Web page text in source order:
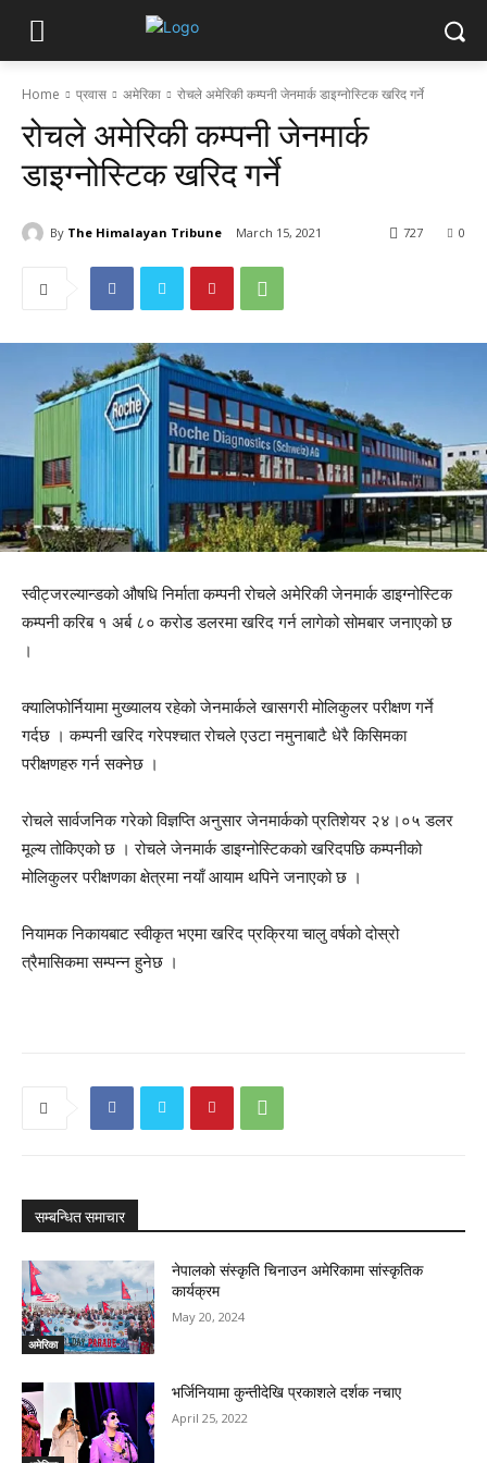
Home प्रवास अमेरिका रोचले अमेरिकी कम्पनी जेनमार्क डाइग्नोस्टिक खरिद गर्ने
रोचले अमेरिकी कम्पनी जेनमार्क
डाइग्नोस्टिक खरिद गर्ने
By The Himalayan Tribune March 15, 2021 0
727
स्वीट्जरल्यान्डको औषधि निर्माता कम्पनी रोचले अमेरिकी जेनमार्क डाइग्नोस्टिक
कम्पनी करिब १ अर्ब ८० करोड डलरमा खरिद गर्न लागेको सोमबार जनाएको छ
।
क्यालिफोर्नियामा मुख्यालय रहेको जेनमार्कले खासगरी मोलिकुलर परीक्षण गर्ने
गर्दछ । कम्पनी खरिद गरेपश्चात रोचले एउटा नमुनाबाटै धेरै किसिमका
परीक्षणहरु गर्न सक्नेछ ।
रोचले सार्वजनिक गरेको विज्ञप्ति अनुसार जेनमार्कको प्रतिशेयर २४।०५ डलर
मूल्य तोकिएको छ । रोचले जेनमार्क डाइग्नोस्टिकको खरिदपछि कम्पनीको
मोलिकुलर परीक्षणका क्षेत्रमा नयाँ आयाम थपिने जनाएको छ ।
नियामक निकायबाट स्वीकृत भएमा खरिद प्रक्रिया चालु वर्षको दोस्रो
त्रैमासिकमा सम्पन्न हुनेछ ।
सम्बन्धित समाचार
अमेरिका
नेपालको संस्कृति चिनाउन अमेरिकामा सांस्कृतिक
कार्यक्रम
May 20, 2024
भर्जिनियामा कुन्तीदेखि प्रकाशले दर्शक नचाए
April 25, 2022